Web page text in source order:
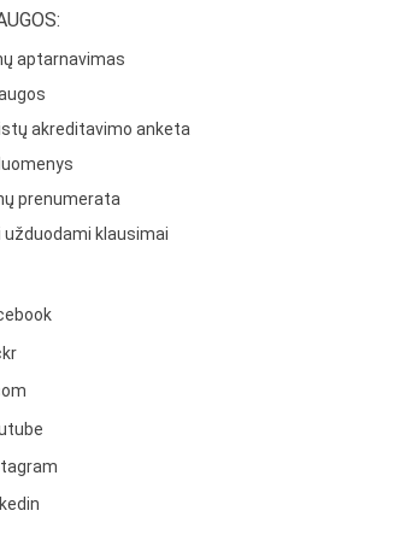
aptarnavimas
akreditavimo anketa
prenumerata
užduodami klausimai